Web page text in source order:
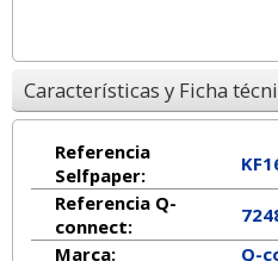
Características y Ficha
Referencia
Selfpaper:
Referencia Q-
connect:
Marca:
Q-